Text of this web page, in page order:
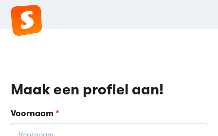
Maak een profiel aan!
Voornaam*